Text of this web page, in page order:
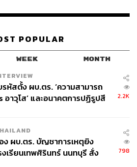
งน้อยมากในหนัง เราจะได้ไปเห็น
ธอถูกมองในฐานะ ‘ตัวประหลาด’ มา
สถานเลี้ยงเด็กกำพร้า จนกระทั่งวัน
วยโอกาสจากความไม่เหมือนคน
สูง โรงหนัง และความฝันพิสดาร
องเธอเอาไว้ได้
POPULAR
WEEK MONTH
รหัสตั้ง ผบ.ตร. ‘ความสามารถ
อาวุโส’ และอนาคตการปฏิรูปสี
2.2K
ง ผบ.ตร. บัญชาการเหตุยิง
งเรียนเทพศิรินทร์ นนทบุรี สั่ง
798